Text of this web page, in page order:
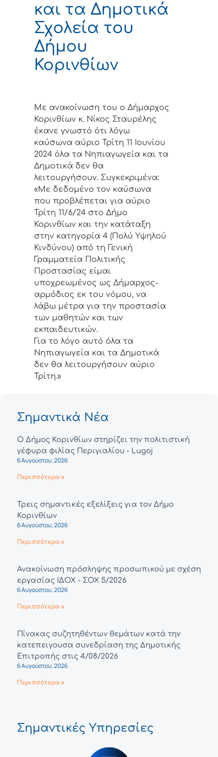
και τα Δημοτικά
Σχολεία του
Δήμου
Κορινθίων
Με ανακοίνωση του ο Δήμαρχος
Κορινθίων κ. Νίκος Σταυρέλης
έκανε γνωστό ότι λόγω
καύσωνα αύριο Τρίτη 11 Ιουνίου
2024 όλα τα Νηπιαγωγεία και τα
Δημοτικά δεν θα
λειτουργήσουν. Συγκεκριμένα:
«Με δεδομένο τον καύσωνα
που προβλέπεται για αύριο
Τρίτη 11/6/24 στο Δήμο
Κορινθίων και την κατάταξη
στην κατηγορία 4 (Πολύ Υψηλού
Κινδύνου) από τη Γενική
Γραμματεία Πολιτικής
Προστασίας είμαι
υποχρεωμένος ως Δήμαρχος-
αρμόδιος εκ του νόμου, να
λάβω μέτρα για την προστασία
των μαθητών και των
εκπαιδευτικών.
Για το λόγο αυτό όλα τα
Νηπιαγωγεία και τα Δημοτικά
δεν θα λειτουργήσουν αύριο
Τρίτη.»
Σημαντικά Νέα
Ο Δήμος Κορινθίων στηρίζει την πολιτιστική
γέφυρα φιλίας Περιγιαλίου - Lugoj
6 Αυγούστου, 2026
Περισσότερα »
Τρεις σημαντικές εξελίξεις για τον Δήμο
Κορινθίων
6 Αυγούστου, 2026
Περισσότερα »
Ανακοίνωση πρόσληψης προσωπικού με σχέση
εργασίας ΙΔΟΧ - ΣΟΧ 5/2026
6 Αυγούστου, 2026
Περισσότερα »
Πίνακας συζητηθέντων θεμάτων κατά την
κατεπειγουσα συνεδρίαση της Δημοτικής
Επιτροπής στις 4/08/2026
6 Αυγούστου, 2026
Περισσότερα »
Σημαντικές Υπηρεσίες